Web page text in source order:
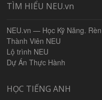
TÌM HIỂU NEU.vn
NEU.vn — Học Kỹ Năng.
Thành Viên NEU
Lộ trình NEU
Dự Án Thực Hành
HỌC TIẾNG ANH